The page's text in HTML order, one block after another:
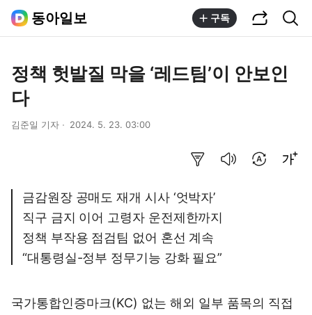
동아일보 구독
정책 헛발질 막을 ‘레드팀’이 안보인
다
김준일 기자 2024. 5. 23. 03:00
금감원장 공매도 재개 시사 ‘엇박자’
직구 금지 이어 고령자 운전제한까지
정책 부작용 점검팀 없어 혼선 계속
“대통령실-정부 정무기능 강화 필요”
국가통합인증마크(KC) 없는 해외 일부 품목의 직접